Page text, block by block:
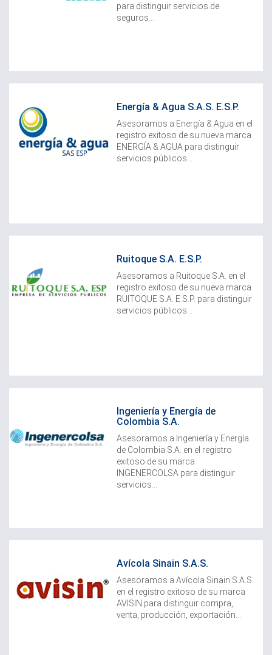
para distinguir servicios de
seguros...
Energía & Agua S.A.S. E.S.P.
Asesoramos a Energía & Agua en el
registro exitoso de su nueva marca
ENERGÍA & AGUA para distinguir
servicios públicos...
Ruitoque S.A. E.S.P.
Asesoramos a Ruitoque S.A. en el
registro exitoso de su nueva marca
RUITOQUE S.A. E.S.P. para distinguir
servicios públicos...
Ingeniería y Energía de
Colombia S.A.
Asesoramos a Ingeniería y Energía
de Colombia S.A. en el registro
exitoso de su marca
INGENERCOLSA para distinguir
servicios...
Avícola Sinain S.A.S.
Asesoramos a Avícola Sinain S.A.S.
en el registro exitoso de su marca
AVISIN para distinguir compra,
venta, producción, exportación...